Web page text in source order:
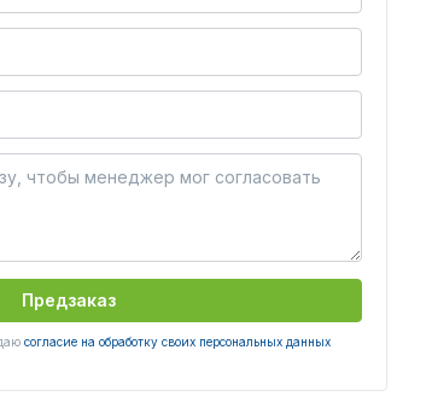
Предзаказ
согласие на обработку своих персональных данных